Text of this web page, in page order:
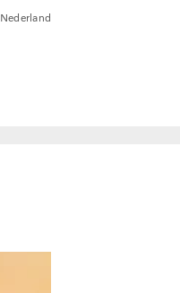
Nederland